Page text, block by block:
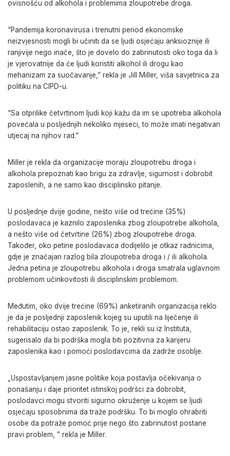
ovisnošću od alkohola i problemima zloupotrebe droga.
“Pandemija koronavirusa i trenutni period ekonomske
neizvjesnosti mogli bi učiniti da se ljudi osjećaju anksioznije ili
ranjivije nego inače, što je dovelo do zabrinutosti oko toga da li
je vjerovatnije da će ljudi koristiti alkohol ili drogu kao
mehanizam za suočavanje,” rekla je Jill Miller, viša savjetnica za
politiku na CIPD-u.
“Sa otprilike četvrtinom ljudi koji kažu da im se upotreba alkohola
povećala u posljednjih nekoliko mjeseci, to može imati negativan
utjecaj na njihov rad.”
Miller je rekla da organizacije moraju zloupotrebu droga i
alkohola prepoznati kao brigu za zdravlje, sigurnost i dobrobit
zaposlenih, a ne samo kao disciplinsko pitanje.
U posljednje dvije godine, nešto više od trećine (35%)
poslodavaca je kaznilo zaposlenika zbog zloupotrebe alkohola,
a nešto više od četvrtine (26%) zbog zloupotrebe droga.
Također, oko petine poslodavaca dodijelilo je otkaz radnicima,
gdje je značajan razlog bila zloupotreba droga i / ili alkohola.
Jedna petina je zloupotrebu alkohola i droga smatrala uglavnom
problemom učinkovitosti ili disciplinskim problemom.
Međutim, oko dvije trećine (69%) anketiranih organizacija reklo
je da je posljednji zaposlenik kojeg su uputili na liječenje ili
rehabilitaciju ostao zaposlenik. To je, rekli su iz Instituta,
sugerisalo da bi podrška mogla biti pozitivna za karijeru
zaposlenika kao i pomoći poslodavcima da zadrže osoblje.
„Uspostavljanjem jasne politike koja postavlja očekivanja o
ponašanju i daje prioritet istinskoj podršci za dobrobit,
poslodavci mogu stvoriti sigurno okruženje u kojem se ljudi
osjećaju sposobnima da traže podršku. To bi moglo ohrabriti
osobe da potraže pomoć prije nego što zabrinutost postane
pravi problem, ” rekla je Miller.